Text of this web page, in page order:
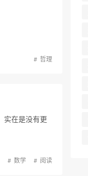
哲理
实在是没有更
数学 阅读